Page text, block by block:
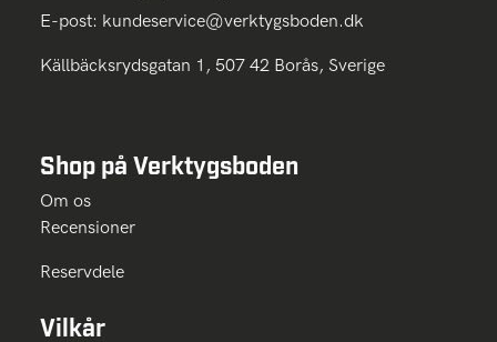
E-post: kundeservice@verktygsboden.dk
Källbäcksrydsgatan 1, 507 42 Borås, Sverige
Shop på Verktygsboden
Om os
Recensioner
Reservdele
Vilkår